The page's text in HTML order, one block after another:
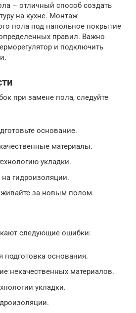
– отличный способ создать
на кухне. Монтаж
пола под напольное покрытие
правил. Важно
и подключить
при замене пола, следуйте
основание.
материалы.
укладки.
гидроизоляции.
за новым полом.
следующие ошибки:
подготовка основания.
некачественных материалов.
укладки.